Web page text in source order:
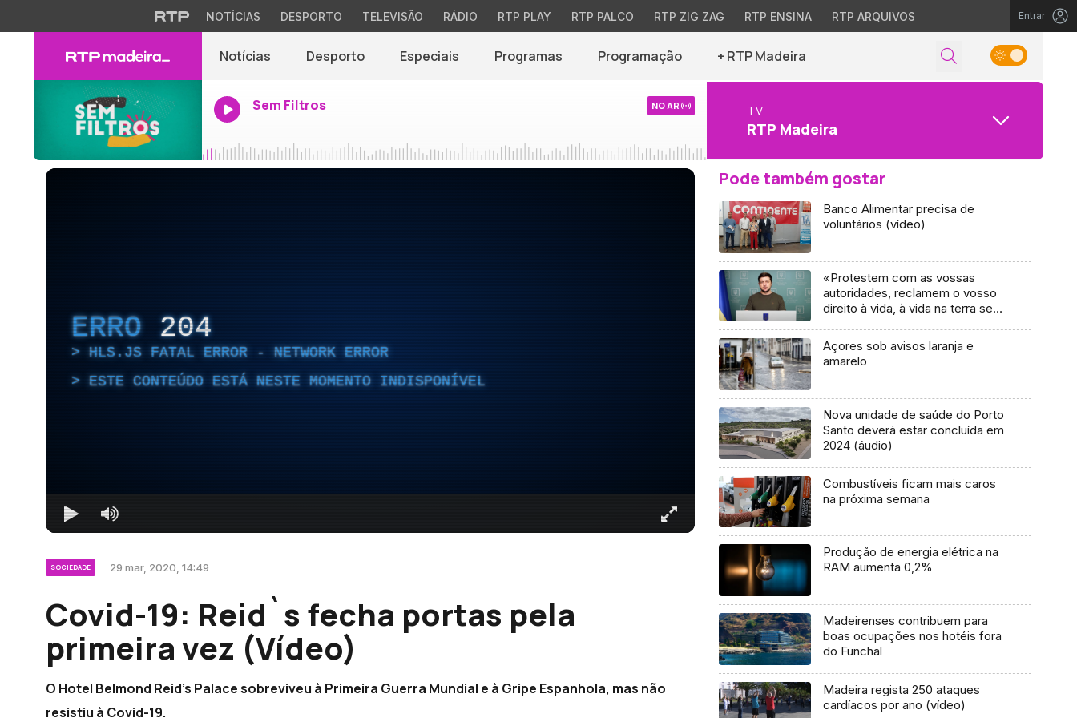
NOTÍCIAS DESPORTO TELEVISÃO RÁDIO RTP PLAY RTP PALCO RTP ZIG ZAG RTP ENSINA RTP ARQUIVOS Entrar
Notícias Desporto Especiais Programas Programação + RTP Madeira
Sem Filtros NO AR TV
RTP Madeira
ERRO 204
HLS.JS FATAL ERROR - NETWORK ERROR
ESTE CONTEÚDO ESTÁ NESTE MOMENTO INDISPONÍVEL
SOCIEDADE 29 mar, 2020, 14:49
Covid-19: Reid`s fecha portas pela
primeira vez (Vídeo)
O Hotel Belmond Reid's Palace sobreviveu à Primeira Guerra Mundial e à Gripe Espanhola, mas não
resistiu à Covid-19.
Pode também gostar
Banco Alimentar precisa de
voluntários (vídeo)
«Protestem com as vossas
autoridades, reclamem o vosso
direito à vida, à vida na terra sem
Açores sob avisos laranja e
amarelo
Nova unidade de saúde do Porto
Santo deverá estar concluída em
2024 (áudio)
Combustíveis ficam mais caros
na próxima semana
Produção de energia elétrica na
RAM aumenta 0,2%
Madeirenses contribuem para
boas ocupações nos hotéis fora
do Funchal
Madeira regista 250 ataques
cardíacos por ano (vídeo)